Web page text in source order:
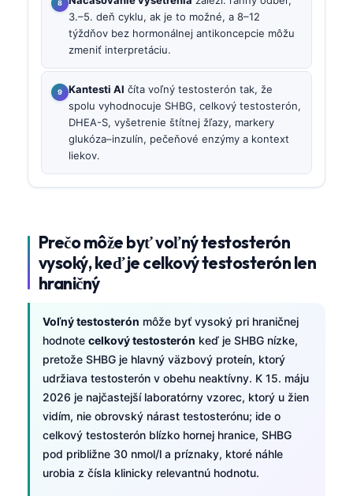
3.–5. deň cyklu, ak je to možné, a 8–12
týždňov bez hormonálnej antikoncepcie môžu
zmeniť interpretáciu.
Kantesti AI číta voľný testosterón tak, že
spolu vyhodnocuje SHBG, celkový testosterón,
DHEA-S, vyšetrenie štítnej žľazy, markery
glukóza–inzulín, pečeňové enzýmy a kontext
liekov.
Prečo môže byť voľný testosterón
vysoký, keď je celkový testosterón len
hraničný
Voľný testosterón môže byť vysoký pri hraničnej
hodnote celkový testosterón keď je SHBG nízke,
pretože SHBG je hlavný väzbový proteín, ktorý
udržiava testosterón v obehu neaktívny. K 15. máju
2026 je najčastejší laboratórny vzorec, ktorý u žien
vidím, nie obrovský nárast testosterónu; ide o
celkový testosterón blízko hornej hranice, SHBG
pod približne 30 nmol/l a príznaky, ktoré náhle
urobia z čísla klinicky relevantnú hodnotu.